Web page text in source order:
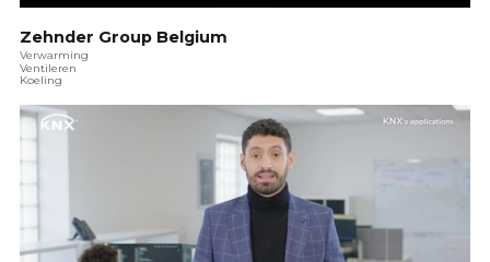
Zehnder Group Belgium
Verwarming
Ventileren
Koeling